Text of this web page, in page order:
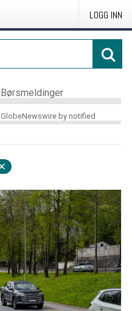
LOGG INN
Børsmeldinger
GlobeNewswire by notified